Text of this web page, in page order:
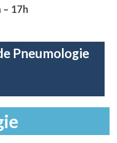
– 17h
Pneumologie